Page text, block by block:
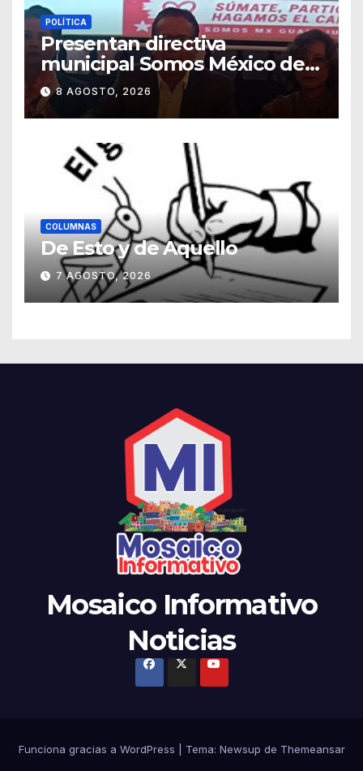
POLÍTICA
Presentan directiva
municipal Somos México de
Guanajuato
8 AGOSTO, 2026
COLUMNAS
De Esto y de Aquello
7 AGOSTO, 2026
Mosaico Informativo
Noticias
Funciona gracias a WordPress Tema: Newsup de Themeansar